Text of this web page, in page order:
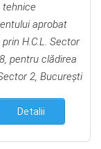
aprobat
H.C.L. Sector
pentru clădirea
2, Bucureşti
Detalii